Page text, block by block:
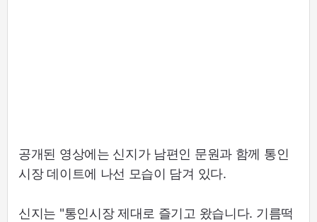
공개된 영상에는 신지가 남편인 문원과 함께 통인
시장 데이트에 나선 모습이 담겨 있다.
신지는 "통인시장 제대로 즐기고 왔습니다. 기름떡